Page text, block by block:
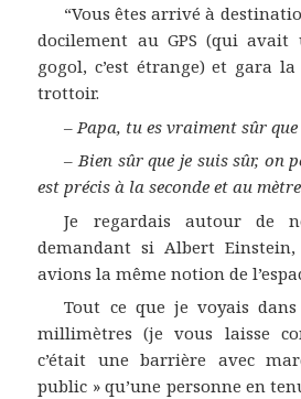
“Vous êtes arrivé à
docilement au GPS (qui
gogol, c’est étrange) et gara
trottoir.
– Papa, tu es vraiment sûr que
–Bien sûr que je suis sûr, on
est précis à la seconde et au
Je regardais autour de
demandant si Albert
avions la même notion de
Tout ce que je voyais
millimètres (je vous laisse
c’était une barrière avec
public » qu’une personne en